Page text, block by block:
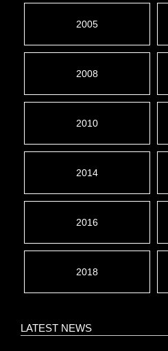
2005
2008
2010
2014
2016
2018
LATEST NEWS